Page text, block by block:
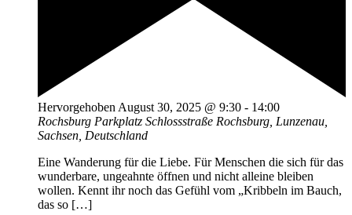
HervorgehobenAugust 30, 2025 @ 9:30 - 14:00
Rochsburg Parkplatz Schlossstraße Rochsburg, Lunzenau,
Sachsen, Deutschland
Eine Wanderung für die Liebe. Für Menschen die sich für das
wunderbare, ungeahnte öffnen und nicht alleine bleiben
wollen. Kennt ihr noch das Gefühl vom „Kribbeln im Bauch,
das so […]